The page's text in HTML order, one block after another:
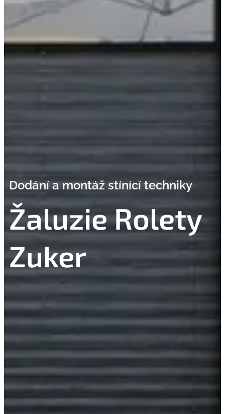
Dodání a montáž stínící techniky
Žaluzie Rolety
Zuker